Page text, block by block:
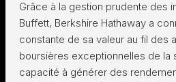
Grâce à la gestion prudente des
Buffett, Berkshire Hathaway a
constante de sa valeur au fil des
boursières exceptionnelles de la
capacité à générer des